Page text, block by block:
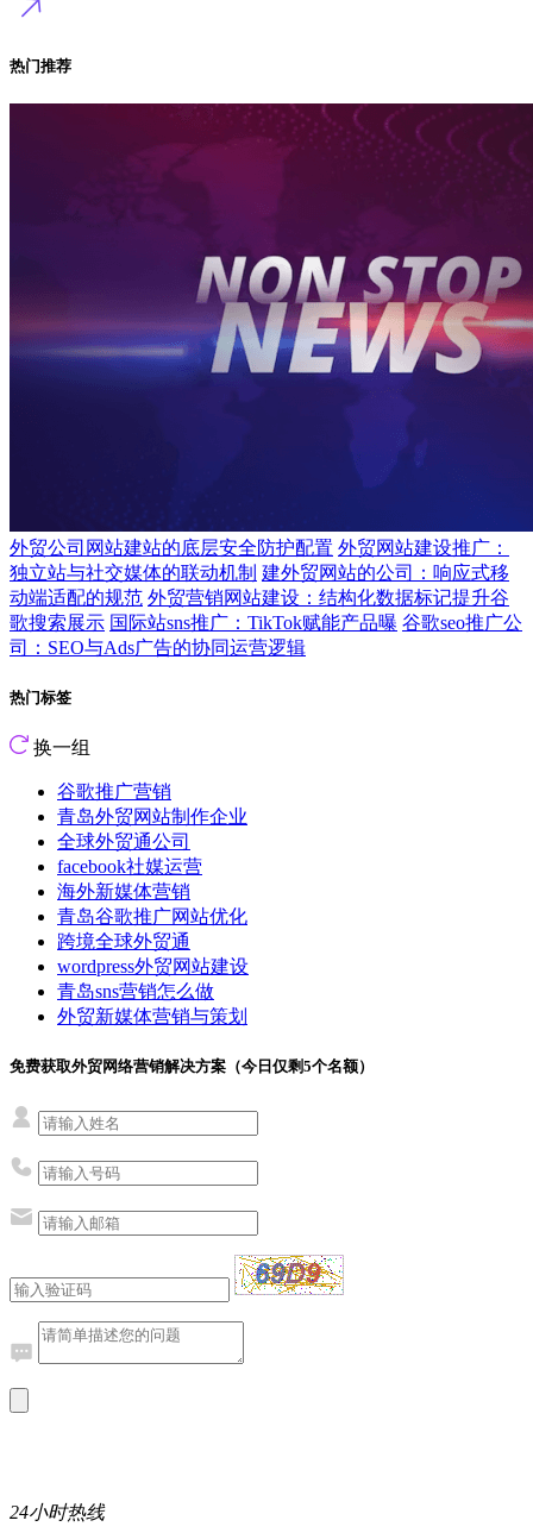
热门推荐
外贸公司网站建站的底层安全防护配置 外贸网站建设推广：
独立站与社交媒体的联动机制 建外贸网站的公司：响应式移
动端适配的规范 外贸营销网站建设：结构化数据标记提升谷
歌搜索展示 国际站sns推广：TikTok赋能产品曝 谷歌seo推广公
司：SEO与Ads广告的协同运营逻辑
热门标签
换一组
谷歌推广营销
青岛外贸网站制作企业
全球外贸通公司
facebook社媒运营
海外新媒体营销
青岛谷歌推广网站优化
跨境全球外贸通
wordpress外贸网站建设
青岛sns营销怎么做
外贸新媒体营销与策划
免费获取外贸网络营销解决方案（今日仅剩5个名额）
24小时热线